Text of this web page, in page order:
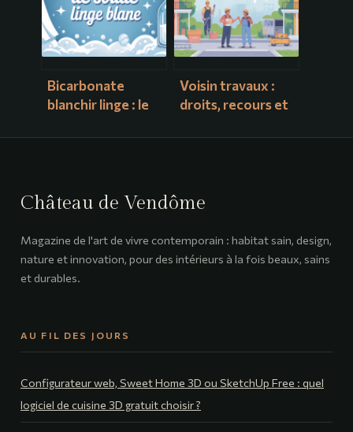
Bicarbonate
blanchir linge : le
pour un blanc
Voisin travaux :
droits, recours et
pour garder de
Château de Vendôme
Magazine de l'art de vivre contemporain : habitat sain, design,
nature et innovation, pour des intérieurs à la fois beaux, sains
et durables.
AU FIL DES JOURS
Configurateur web, Sweet Home 3D ou SketchUp Free : quel
logiciel de cuisine 3D gratuit choisir ?